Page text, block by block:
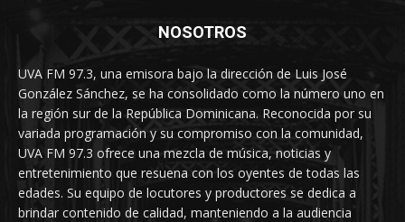
NOSOTROS
UVA FM 97.3, una emisora bajo la dirección de Luis José
González Sánchez, se ha consolidado como la número uno en
la región sur de la República Dominicana. Reconocida por su
variada programación y su compromiso con la comunidad,
UVA FM 97.3 ofrece una mezcla de música, noticias y
entretenimiento que resuena con los oyentes de todas las
edades. Su equipo de locutores y productores se dedica a
brindar contenido de calidad, manteniendo a la audiencia